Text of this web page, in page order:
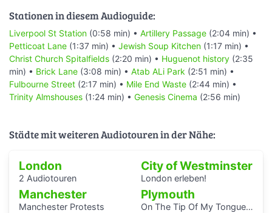
Stationen in diesem Audioguide:
Liverpool St Station (0:58 min) • Artillery Passage (2:04 min) •
Petticoat Lane (1:37 min) • Jewish Soup Kitchen (1:17 min) •
Christ Church Spitalfields (2:20 min) • Huguenot history (2:35
min) • Brick Lane (3:08 min) • Atab ALi Park (2:51 min) •
Fulbourne Street (2:17 min) • Mile End Waste (2:44 min) •
Trinity Almshouses (1:24 min) • Genesis Cinema (2:56 min)
Städte mit weiteren Audiotouren in der Nähe:
London
2 Audiotouren
City of Westminster
London erleben!
Manchester
Manchester Protests
Plymouth
On The Tip Of My Tongue: Listening Journeys